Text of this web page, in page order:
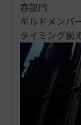
春部門
ギルドメンバ
タイミング揃